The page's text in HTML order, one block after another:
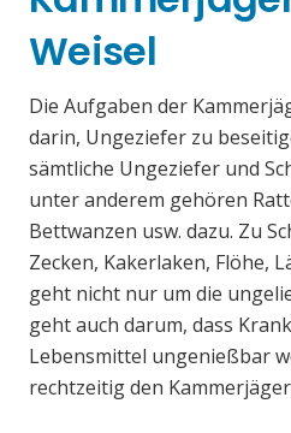
Weisel
Die Aufgaben der
darin, Ungeziefer zu
sämtliche Ungeziefer und
unter anderem gehören
Bettwanzen usw. dazu. Zu
Zecken, Kakerlaken, Flöhe,
geht nicht nur um die
geht auch darum, dass
Lebensmittel ungenießbar
rechtzeitig den